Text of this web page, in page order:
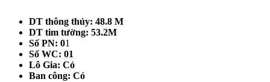
DT thông thủy: 48.8 M
DT tim tường: 53.2M
Số PN: 01
Số WC: 01
Lô Gia: Có
Ban công: Có